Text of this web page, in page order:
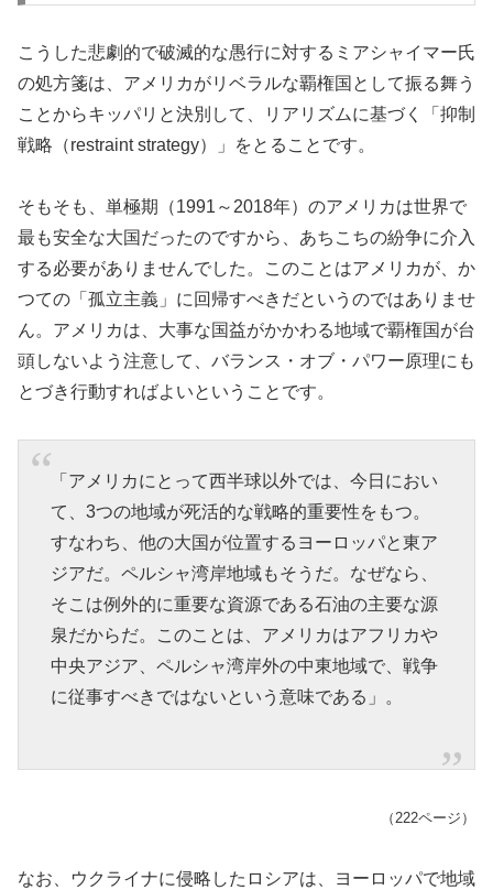
こうした悲劇的で破滅的な愚行に対するミアシャイマー氏
の処方箋は、アメリカがリベラルな覇権国として振る舞う
ことからキッパリと決別して、リアリズムに基づく「抑制
戦略（restraint strategy）」をとることです。
そもそも、単極期（1991～2018年）のアメリカは世界で
最も安全な大国だったのですから、あちこちの紛争に介入
する必要がありませんでした。このことはアメリカが、か
つての「孤立主義」に回帰すべきだというのではありませ
ん。アメリカは、大事な国益がかかわる地域で覇権国が台
頭しないよう注意して、バランス・オブ・パワー原理にも
とづき行動すればよいということです。
「アメリカにとって西半球以外では、今日におい
て、3つの地域が死活的な戦略的重要性をもつ。
すなわち、他の大国が位置するヨーロッパと東ア
ジアだ。ペルシャ湾岸地域もそうだ。なぜなら、
そこは例外的に重要な資源である石油の主要な源
泉だからだ。このことは、アメリカはアフリカや
中央アジア、ペルシャ湾岸外の中東地域で、戦争
に従事すべきではないという意味である」。
（222ページ）
なお、ウクライナに侵略したロシアは、ヨーロッパで地域